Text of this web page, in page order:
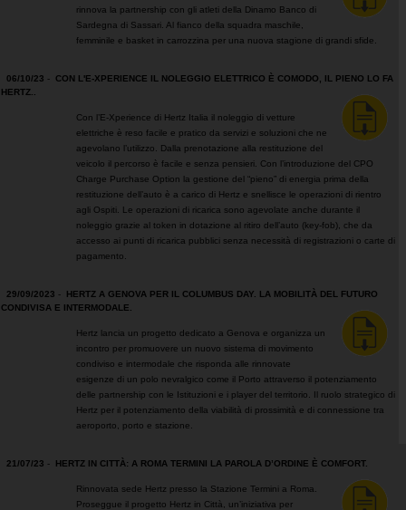
rinnova la partnership con gli atleti della Dinamo Banco di
Sardegna di Sassari. Al fianco della squadra maschile,
femminile e basket in carrozzina per una nuova stagione di grandi sfide.
06/10/23 - CON L'E-XPERIENCE IL NOLEGGIO ELETTRICO È COMODO, IL PIENO LO FA
HERTZ..
Con l’E-Xperience di Hertz Italia il noleggio di vetture
elettriche è reso facile e pratico da servizi e soluzioni che ne
agevolano l’utilizzo. Dalla prenotazione alla restituzione del
veicolo il percorso è facile e senza pensieri. Con l’introduzione del CPO
Charge Purchase Option la gestione del “pieno” di energia prima della
restituzione dell’auto è a carico di Hertz e snellisce le operazioni di rientro
agli Ospiti. Le operazioni di ricarica sono agevolate anche durante il
noleggio grazie al token in dotazione al ritiro dell’auto (key-fob), che da
accesso ai punti di ricarica pubblici senza necessità di registrazioni o carte di
pagamento.
29/09/2023 -
HERTZ A GENOVA PER IL COLUMBUS DAY. LA MOBILITÀ DEL FUTURO
CONDIVISA E INTERMODALE.
Hertz lancia un progetto dedicato a Genova e organizza un
incontro per promuovere un nuovo sistema di movimento
condiviso e intermodale che risponda alle rinnovate
esigenze di un polo nevralgico come il Porto attraverso il potenziamento
delle partnership con le Istituzioni e i player del territorio. Il ruolo strategico di
Hertz per il potenziamento della viabilità di prossimità e di connessione tra
aeroporto, porto e stazione.
21/07/23 - HERTZ IN CITTÀ: A ROMA TERMINI LA PAROLA D’ORDINE È COMFORT.
Rinnovata sede Hertz presso la Stazione Termini a Roma.
Proseggue il progetto Hertz in Città, un’iniziativa per